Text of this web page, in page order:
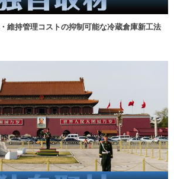
維持管理コストの抑制可能な冷蔵倉庫新工法